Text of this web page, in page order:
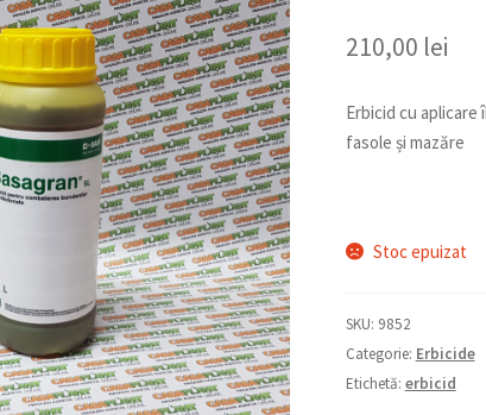
210,00 lei
Erbicid cu
fasole și mazăre
Stoc epuizat
SKU: 9852
Categorie: Erbicide
Etichetă: erbicid